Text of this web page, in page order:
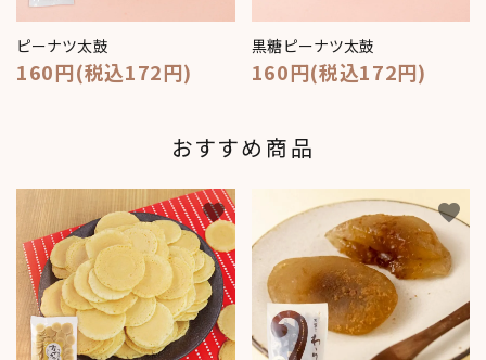
ピーナツ太鼓
160円(税込172円)
黒糖ピーナツ太鼓
160円(税込172円)
おすすめ商品
favorite favorite